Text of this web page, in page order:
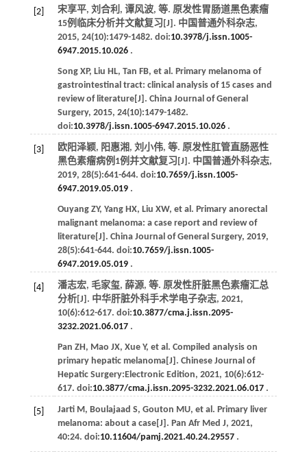
[2] 宋享平, 刘合利, 谭风波, 等. 原发性胃肠道黑色素瘤
15例临床分析并文献复习[J]. 中国普通外科杂志,
2015, 24(10):1479-1482. doi:10.3978/j.issn.1005-
6947.2015.10.026.
Song XP, Liu HL, Tan FB, et al. Primary melanoma of
gastrointestinal tract: clinical analysis of 15 cases and
review of literature[J]. China Journal of General
Surgery, 2015, 24(10):1479-1482.
doi:10.3978/j.issn.1005-6947.2015.10.026.
[3] 欧阳泽颖, 阳惠湘, 刘小伟, 等. 原发性肛管直肠恶性
黑色素瘤病例1例并文献复习[J]. 中国普通外科杂志,
2019, 28(5):641-644. doi:10.7659/j.issn.1005-
6947.2019.05.019.
Ouyang ZY, Yang HX, Liu XW, et al. Primary anorectal
malignant melanoma: a case report and review of
literature[J]. China Journal of General Surgery, 2019,
28(5):641-644. doi:10.7659/j.issn.1005-
6947.2019.05.019.
[4] 潘志宏, 毛家玺, 薛源, 等. 原发性肝脏黑色素瘤汇总
分析[J]. 中华肝脏外科手术学电子杂志, 2021,
10(6):612-617. doi:10.3877/cma.j.issn.2095-
3232.2021.06.017.
Pan ZH, Mao JX, Xue Y, et al. Compiled analysis on
primary hepatic melanoma[J]. Chinese Journal of
Hepatic Surgery:Electronic Edition, 2021, 10(6):612-
617. doi:10.3877/cma.j.issn.2095-3232.2021.06.017.
[5] Jarti M, Boulajaad S, Gouton MU, et al. Primary liver
melanoma: about a case[J]. Pan Afr Med J, 2021,
40:24. doi:10.11604/pamj.2021.40.24.29557.